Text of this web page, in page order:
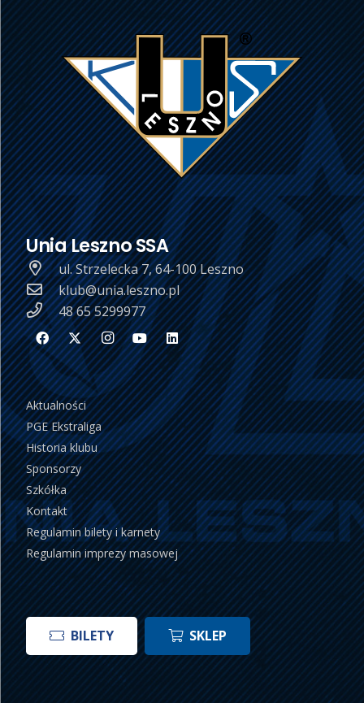
Unia Leszno SSA
ul. Strzelecka 7, 64-100 Leszno
klub@unia.leszno.pl
48 65 5299977
Aktualności
PGE Ekstraliga
Historia klubu
Sponsorzy
Szkółka
Kontakt
Regulamin bilety i karnety
Regulamin imprezy masowej
BILETY SKLEP